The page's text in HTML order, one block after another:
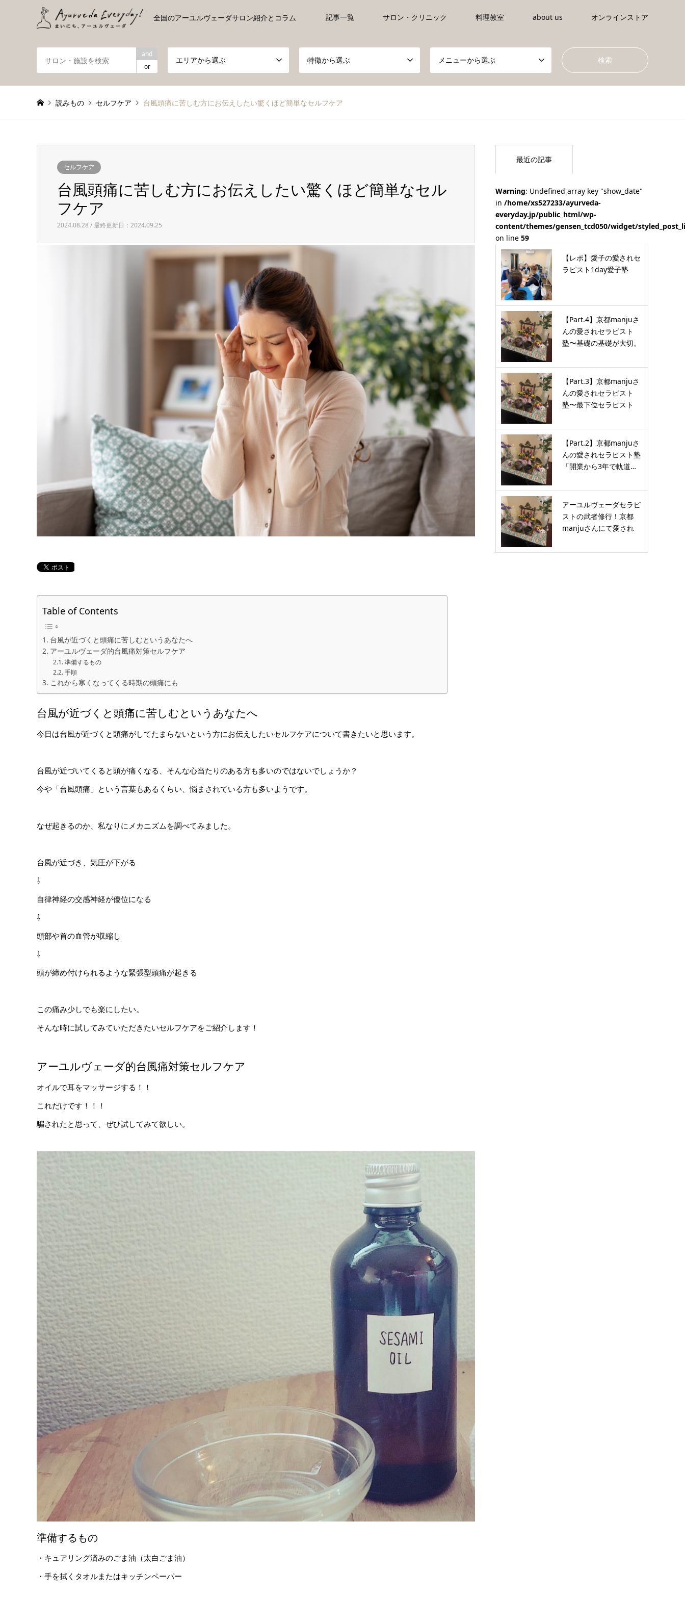
全国のアーユルヴェーダサロン紹介とコラム 記事一覧 サロン・クリニック 料理教室 about us オンラインストア
and
or
エリアから選ぶ 特徴から選ぶ メニューから選ぶ
読みもの セルフケア 台風頭痛に苦しむ方にお伝えしたい驚くほど簡単なセルフケア
セルフケア
台風頭痛に苦しむ方にお伝えしたい驚くほど簡単なセル
フケア
2024.08.28 / 最終更新日：2024.09.25
Table of Contents
台風が近づくと頭痛に苦しむというあなたへ
アーユルヴェーダ的台風痛対策セルフケア
準備するもの
手順
これから寒くなってくる時期の頭痛にも
台風が近づくと頭痛に苦しむというあなたへ
今日は台風が近づくと頭痛がしてたまらないという方にお伝えしたいセルフケアについて書きたいと思います。
台風が近づいてくると頭が痛くなる、そんな心当たりのある方も多いのではないでしょうか？
今や「台風頭痛」という言葉もあるくらい、悩まされている方も多いようです。
なぜ起きるのか、私なりにメカニズムを調べてみました。
台風が近づき、気圧が下がる
⇩
自律神経の交感神経が優位になる
⇩
頭部や首の血管が収縮し
⇩
頭が締め付けられるような緊張型頭痛が起きる
この痛み少しでも楽にしたい。
そんな時に試してみていただきたいセルフケアをご紹介します！
アーユルヴェーダ的台風痛対策セルフケア
オイルで耳をマッサージする！！
これだけです！！！
騙されたと思って、ぜひ試してみて欲しい。
準備するもの
・キュアリング済みのごま油（太白ごま油）
・手を拭くタオルまたはキッチンペーパー
最近の記事
Warning: Undefined array key "show_date"
in /home/xs527233/ayurveda-
everyday.jp/public_html/wp-
content/themes/gensen_tcd050/widget/
on line 59
【レポ】愛子の愛されセ
ラピスト1day愛子塾
【Part.4】京都manjuさ
んの愛されセラピスト
塾〜基礎の基礎が大切。
【Part.3】京都manjuさ
んの愛されセラピスト
塾〜最下位セラピスト
【Part.2】京都manjuさ
んの愛されセラピスト塾
「開業から3年で軌道…
アーユルヴェーダセラピ
ストの武者修行！京都
manjuさんにて愛され